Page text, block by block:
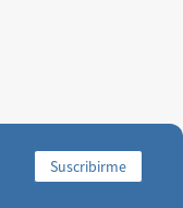
Suscribirme